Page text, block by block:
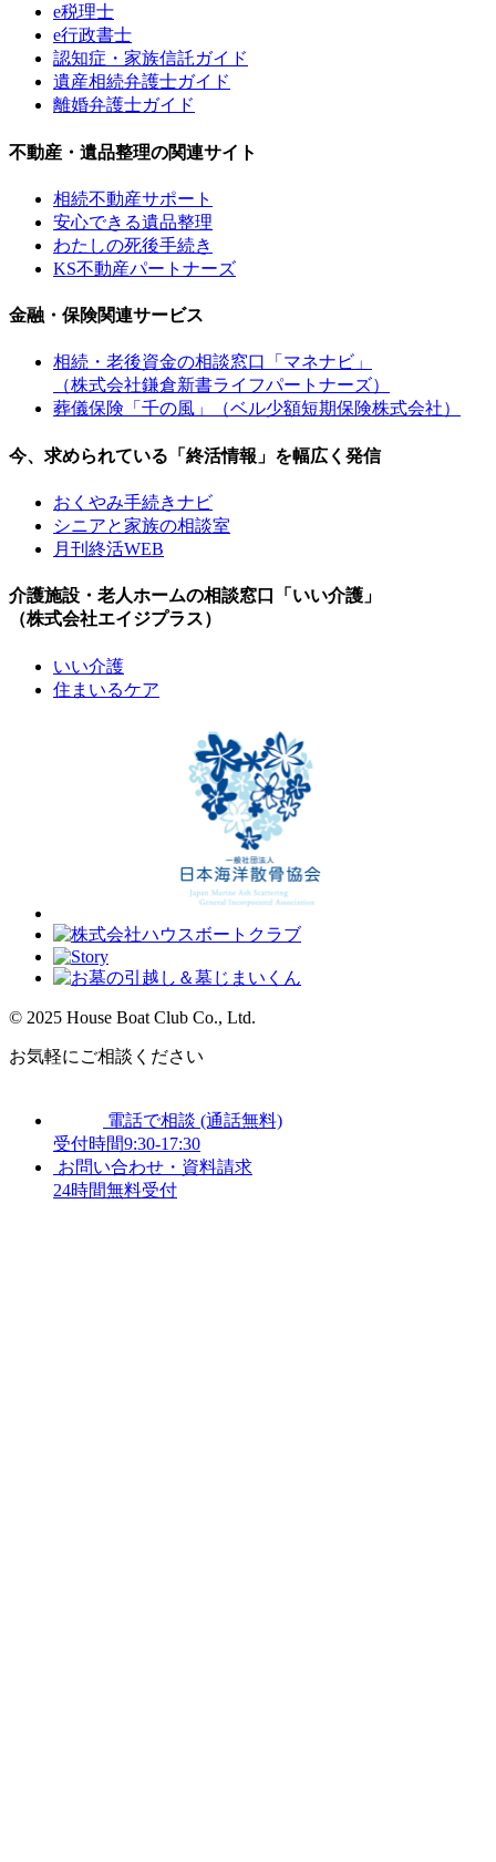
e税理士
e行政書士
認知症・家族信託ガイド
遺産相続弁護士ガイド
離婚弁護士ガイド
不動産・遺品整理の関連サイト
相続不動産サポート
安心できる遺品整理
わたしの死後手続き
KS不動産パートナーズ
金融・保険関連サービス
相続・老後資金の相談窓口「マネナビ」
（株式会社鎌倉新書ライフパートナーズ）
葬儀保険「千の風」（ベル少額短期保険株式会社）
今、求められている「終活情報」を幅広く発信
おくやみ手続きナビ
シニアと家族の相談室
月刊終活WEB
介護施設・老人ホームの相談窓口「いい介護」
（株式会社エイジプラス）
いい介護
住まいるケア
©︎ 2025 House Boat Club Co., Ltd.
お気軽にご相談ください
電話で相談 (通話無料)
受付時間9:30-17:30
お問い合わせ・資料請求
24時間無料受付